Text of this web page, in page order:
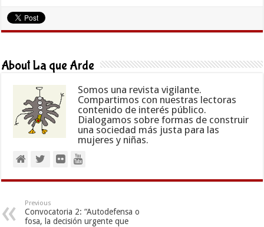
About La que Arde
Somos una revista vigilante.
Compartimos con nuestras lectoras
contenido de interés público.
Dialogamos sobre formas de construir
una sociedad más justa para las
mujeres y niñas.
Previous
Convocatoria 2: “Autodefensa o
fosa, la decisión urgente que